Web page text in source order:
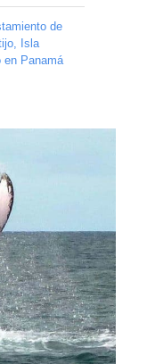
de
, Isla
en Panamá